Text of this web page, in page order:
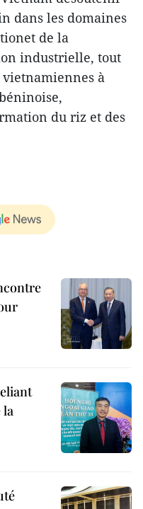
dans les domaines
de la
industrielle, tout
à
du riz et des
la